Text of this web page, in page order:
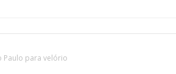
Paulo para velório